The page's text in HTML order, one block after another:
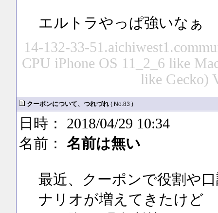
エルトラやっぱ強いなぁ
14-132-33-
CPU iPhone OS 11_2_6 like
like Gecko)
クーポンについて、つれづれ ( No.83 )
日時： 2018/04/29 10:34
名前： 名前は無い
最近、クーポンで役割や
ナリオが増えてきたけど